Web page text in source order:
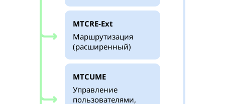
MTCRE-Ext
Маршрутизация
(расширенный)
MTCUME
Управление
пользователями,